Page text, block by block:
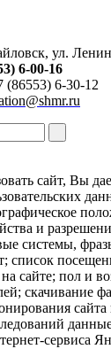
ул.
6-00-16
(86553) 6-30-12
сайт, Вы
и
системы,
список
сайте; пол и
скачивание
сайта
сервиса